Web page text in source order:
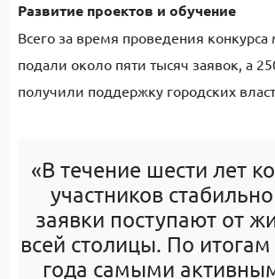
Развитие проектов и обучение
Всего за время проведения конкурса
подали около пяти тысяч заявок, а
получили поддержку городских
«В течение шести лет
участников стабильно
заявки поступаютот
всей столицы. По
года самыми